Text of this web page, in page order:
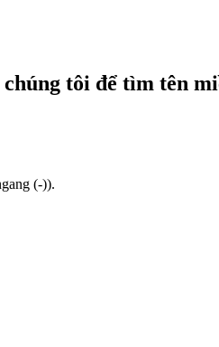
tôi để tìm tên
(-)).